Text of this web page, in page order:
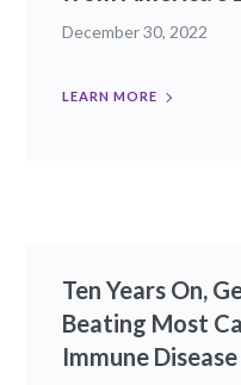
December 30, 2022
LEARN MORE
Ten Years On,
Beating Most
Immune Disease